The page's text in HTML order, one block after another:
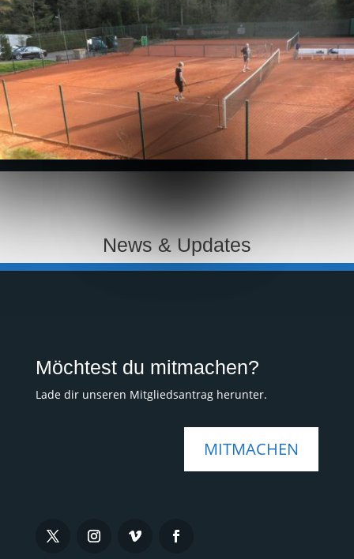
News & Updates
Möchtest du mitmachen?
Lade dir unseren Mitgliedsantrag herunter.
MITMACHEN